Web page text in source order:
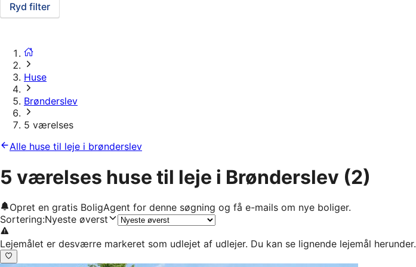
Ryd filter
Huse
Brønderslev
5 værelses
Alle huse til leje i brønderslev
5 værelses huse til leje i Brønderslev (2)
Opret en gratis BoligAgent for denne søgning og få e-mails om nye boliger.
Sortering:Nyeste øverst
Lejemålet er desværre markeret som udlejet af udlejer. Du kan se lignende lejemål herunder.